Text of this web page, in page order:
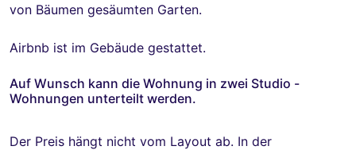
von Bäumen gesäumten Garten.
Airbnb ist im Gebäude gestattet.
Auf Wunsch kann die Wohnung in zwei Studio -
Wohnungen unterteilt werden.
Der Preis hängt nicht vom Layout ab. In der